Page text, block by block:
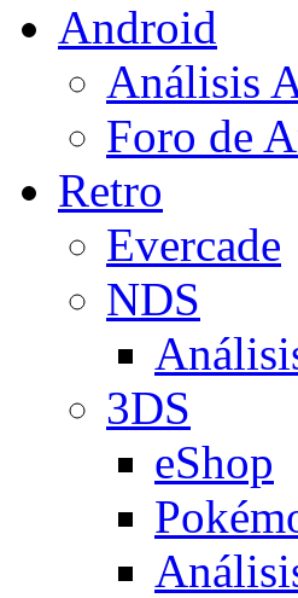
Android
Análisis
Foro de
Retro
Evercade
NDS
3DS
eShop